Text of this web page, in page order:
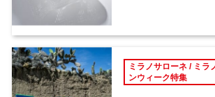
ミラノサローネ / ミラ
ンウィーク特集